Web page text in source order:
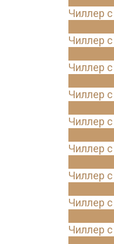
Чиллер
Чиллер
Чиллер
Чиллер
Чиллер
Чиллер
Чиллер
Чиллер
Чиллер